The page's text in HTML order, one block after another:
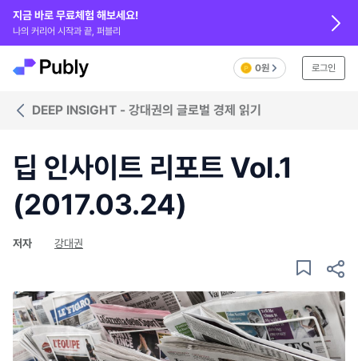
지금 바로 무료체험 해보세요!
나의 커리어 시작과 끝, 퍼블리
0원 로그인
DEEP INSIGHT - 강대권의 글로벌 경제 읽기
딥 인사이트 리포트 Vol.1
(2017.03.24)
저자 강대권